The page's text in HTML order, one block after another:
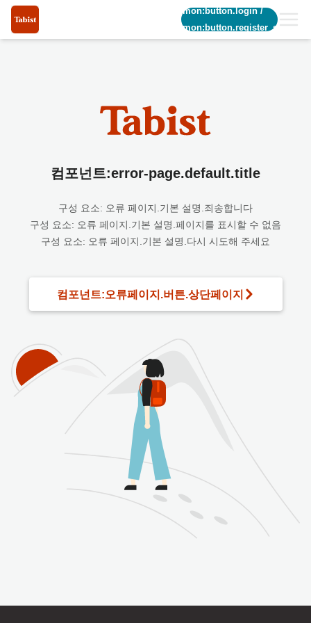
common:button.login/
common:button.register_short
컴포넌트:error-page.default.title
구성 요소: 오류 페이지.기본 설명.죄송합니다
구성 요소: 오류 페이지.기본 설명.페이지를 표시할 수 없음
구성 요소: 오류 페이지.기본 설명.다시 시도해 주세요
컴포넌트:오류페이지.버튼.상단페이지